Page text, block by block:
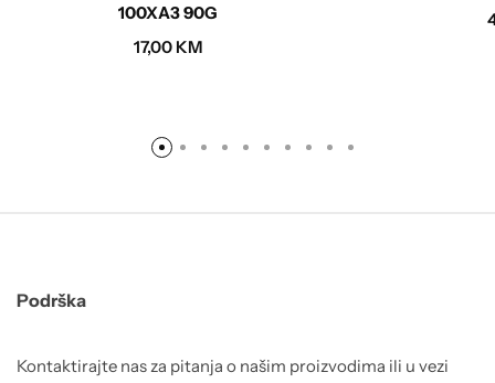
100XA3 90G
17,00 KM
Podrška
Kontaktirajte nas za pitanja o našim proizvodima ili u vezi